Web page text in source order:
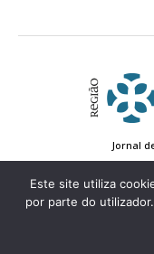
Jornal
Estatuto Editorial
Conta
© 2022 Região
Este site utiliza
por parte do